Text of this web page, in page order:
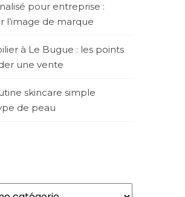
pour entreprise :
l’image de marque
à Le Bugue : les points
une vente
skincare simple
de peau